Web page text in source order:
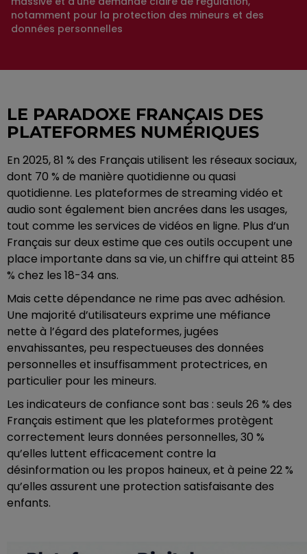
notamment pour la protection des mineurs et des
données personnelles
LE PARADOXE FRANÇAIS DES
PLATEFORMES NUMÉRIQUES
En 2025, 81 % des Français utilisent les réseaux sociaux,
dont 70 % de manière quotidienne ou quasi
quotidienne. Les plateformes de streaming vidéo et
audio sont également bien ancrées dans les usages,
tout comme les services de vidéos en ligne. Plus d’un
Français sur deux estime que ces outils occupent une
place importante dans sa vie, un chiffre qui atteint 85
% chez les 18-34 ans.
Mais cette dépendance ne rime pas avec adhésion.
Une majorité d’utilisateurs exprime une méfiance
nette à l’égard des plateformes, jugées
envahissantes, peu respectueuses des données
personnelles et insuffisamment protectrices, en
particulier pour les mineurs.
Les indicateurs de confiance sont bas : seuls 26 % des
Français estiment que les plateformes protègent
correctement leurs données personnelles, 30 %
qu’elles luttent efficacement contre la
désinformation ou les propos haineux, et à peine 22 %
qu’elles assurent une protection satisfaisante des
enfants.